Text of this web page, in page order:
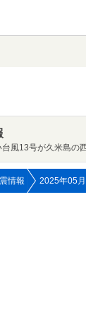
風13号が久米島の
情報 2025年05